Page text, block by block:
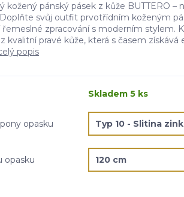
kožený pánský pásek z kůže BUTTERO –
svůj outfit prvotřídním koženým
řemeslné zpracování s moderním stylem.
kvalitní pravé kůže, která s časem získává
popis
Skladem 5 ks
opasku
opasku